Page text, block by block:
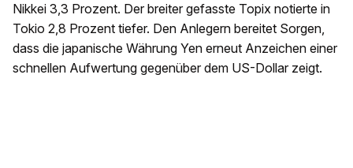
Nikkei 3,3 Prozent. Der breiter gefasste Topix notierte in
Tokio 2,8 Prozent tiefer. Den Anlegern bereitet Sorgen,
dass die japanische Währung Yen erneut Anzeichen einer
schnellen Aufwertung gegenüber dem US-Dollar zeigt.